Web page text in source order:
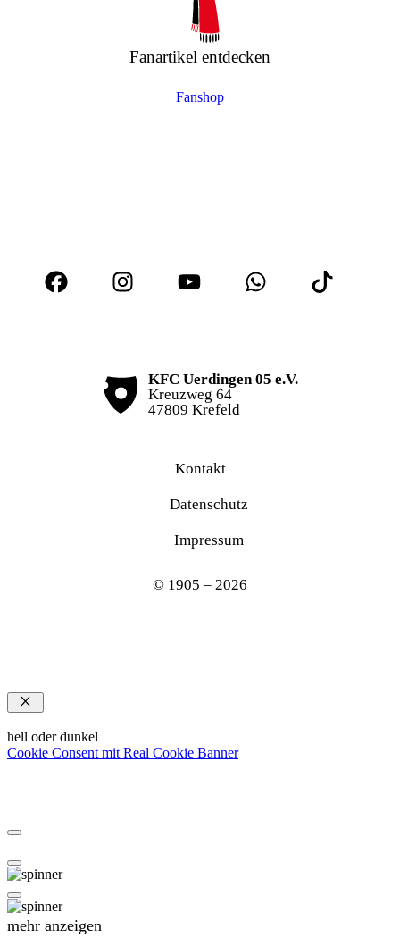
Fanartikel entdecken
Fanshop
KFC Uerdingen 05 e.V.
Kreuzweg 64
47809 Krefeld
Kontakt
Datenschutz
Impressum
© 1905 – 2026
Schließen
hell oder dunkel
Cookie Consent mit Real Cookie Banner
mehr anzeigen